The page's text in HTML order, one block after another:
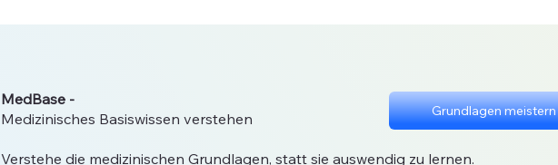
MedBase -
Medizinisches Basiswissen verstehen
Verstehe die medizinischen Grundlagen, statt sie auswendig zu lernen.
Grundlagen meistern